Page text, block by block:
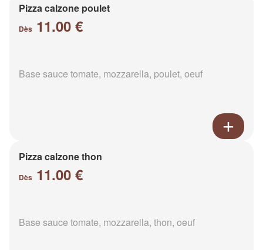
Pizza calzone poulet
Dès 11.00 €
Base sauce tomate, mozzarella, poulet, oeuf
Pizza calzone thon
Dès 11.00 €
Base sauce tomate, mozzarella, thon, oeuf